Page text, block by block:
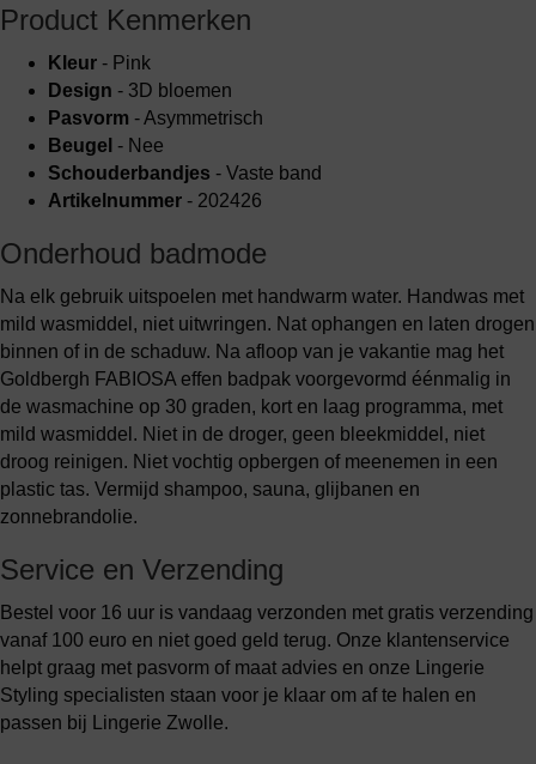
Product Kenmerken
Kleur - Pink
Design - 3D bloemen
Pasvorm - Asymmetrisch
Beugel - Nee
Schouderbandjes - Vaste band
Artikelnummer - 202426
Onderhoud badmode
Na elk gebruik uitspoelen met handwarm water. Handwas met
mild wasmiddel, niet uitwringen. Nat ophangen en laten drogen
binnen of in de schaduw. Na afloop van je vakantie mag het
Goldbergh FABIOSA effen badpak voorgevormd éénmalig in
de wasmachine op 30 graden, kort en laag programma, met
mild wasmiddel. Niet in de droger, geen bleekmiddel, niet
droog reinigen. Niet vochtig opbergen of meenemen in een
plastic tas. Vermijd shampoo, sauna, glijbanen en
zonnebrandolie.
Service en Verzending
Bestel voor 16 uur is vandaag verzonden met gratis verzending
vanaf 100 euro en niet goed geld terug. Onze klantenservice
helpt graag met pasvorm of maat advies en onze Lingerie
Styling specialisten staan voor je klaar om af te halen en
passen bij Lingerie Zwolle.